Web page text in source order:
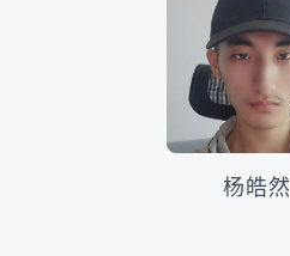
杨皓然